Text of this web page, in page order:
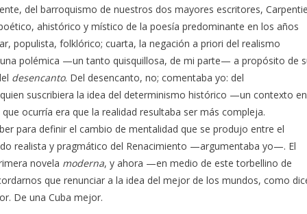
del barroquismo de nuestros dos mayores escritores,
ahistórico y místico de la poesía predominante en los años
populista, folklórico; cuarta, la negación a priori del realismo
polémica —un tanto quisquillosa, de mi parte— a propósito de
desencanto. Del desencanto, no; comentaba yo: del
suscribiera la idea del determinismo histórico —un contexto en
ocurría era que la realidad resultaba ser más compleja.
para definir el cambio de mentalidad que se produjo entre el
realista y pragmático del Renacimiento —argumentaba yo—. El
novela moderna, y ahora —en medio de este torbellino de
que renunciar a la idea del mejor de los mundos, como
De una Cuba mejor.